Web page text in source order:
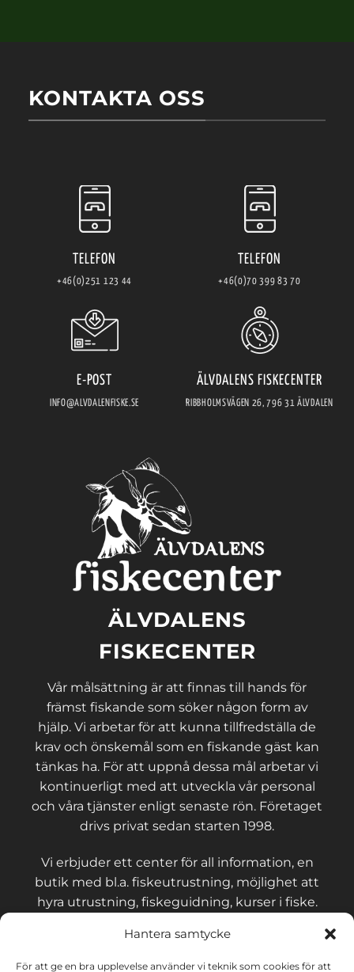
Hantera samtycke
För att ge en bra upplevelse använder vi teknik som cookies för att
KONTAKTA OSS
TELEFON
+46(0)251 123 44
TELEFON
+46(0)70 399 83 70
E-POST
INFO@ALVDALENFISKE.SE
ÄLVDALENS FISKECENTER
RIBBHOLMSVÄGEN 26, 796 31 ÄLVDALEN
ÄLVDALENS
FISKECENTER
Vår målsättning är att finnas till hands för
främst fiskande som söker någon form av
hjälp. Vi arbetar för att kunna tillfredställa de
krav och önskemål som en fiskande gäst kan
tänkas ha. För att uppnå dessa mål arbetar vi
kontinuerligt med att utveckla vår personal
och våra tjänster enligt senaste rön. Företaget
drivs privat sedan starten 1998.
Vi erbjuder ett center för all information, en
butik med bl.a. fiskeutrustning, möjlighet att
hyra utrustning, fiskeguidning, kurser i fiske.